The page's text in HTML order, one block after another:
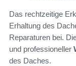
Das rechtzeitige
Erhaltung des
Reparaturen bei.
und professioneller
des Daches.